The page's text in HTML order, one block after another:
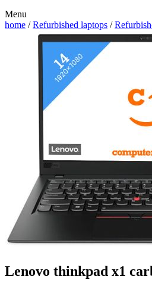
Menu
home /Refurbished laptops /
Lenovo thinkpad x1